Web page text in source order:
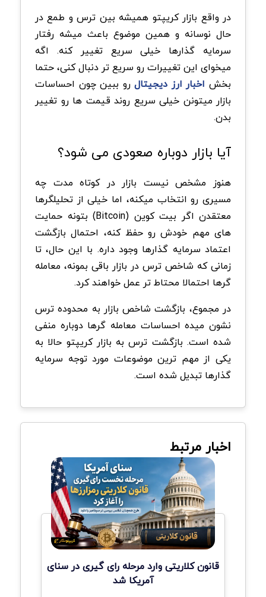
در واقع بازار کریپتو همیشه بین ترس و طمع در
حال نوسانه و همین موضوع باعث میشه رفتار
سرمایه گذارها خیلی سریع تغییر کنه. اگه
میخوای این تغییرات رو سریع تر دنبال کنی، حتما
بخش اخبار ارز دیجیتالرو ببین چون احساسات
بازار میتونن خیلی سریع روند قیمت ها رو تغییر
بدن.
آیا بازار دوباره صعودی می شود؟
هنوز مشخص نیست بازار در کوتاه مدت چه
مسیری رو انتخاب میکنه، اما خیلی از تحلیلگرها
معتقدن اگر بیت کوین (Bitcoin) بتونه حمایت
های مهم خودش رو حفظ کنه، احتمال بازگشت
اعتماد سرمایه گذارها وجود داره. با این حال، تا
زمانی که شاخص ترس در بازار باقی بمونه، معامله
گرها احتمالا محتاط تر عمل خواهند کرد.
در مجموع، بازگشت شاخص بازار به محدوده ترس
نشون میده احساسات معامله گرها دوباره منفی
شده است. بازگشت ترس به بازار کریپتو حالا به
یکی از مهم ترین موضوعات مورد توجه سرمایه
گذارها تبدیل شده است.
اخبار مرتبط
قانون کلاریتی وارد مرحله رای گیری در سنای
آمریکا شد